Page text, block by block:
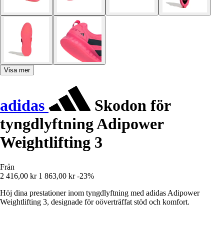
Visa mer
adidas
Skodon för
tyngdlyftning Adipower
Weightlifting 3
Från
2 416,00 kr 1 863,00 kr -23%
Höj dina prestationer inom tyngdlyftning med adidas Adipower
Weightlifting 3, designade för oöverträffat stöd och komfort.